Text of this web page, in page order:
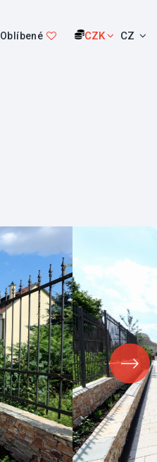
Oblíbené CZK CZ